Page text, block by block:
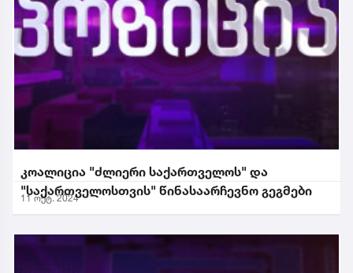
კოალიცია "ძლიერი საქართველოს" და
"საქართველოსთვის" წინასაარჩევნო გეგმები
11 ოქტ. 2024